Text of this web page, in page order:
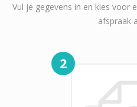
Vul je gegevens in en kies voor
afspraak
2